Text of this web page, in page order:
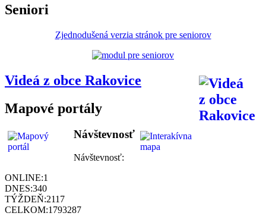
Seniori
Zjednodušená verzia stránok pre seniorov
Videá z obce Rakovice
Mapové portály
Návštevnosť
Návštevnosť:
ONLINE:1
DNES:340
TÝŽDEŇ:2117
CELKOM:1793287